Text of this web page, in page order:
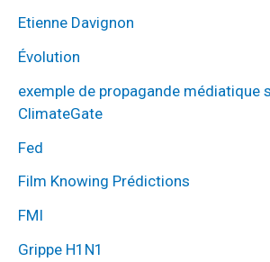
Etienne Davignon
Évolution
exemple de propagande médiatique
ClimateGate
Fed
Film Knowing Prédictions
FMI
Grippe H1N1